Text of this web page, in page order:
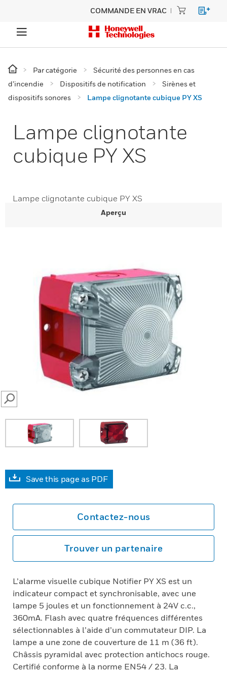
COMMANDE EN VRAC
Par catégorie
Sécurité des personnes en cas
d’incendie
Dispositifs de notification
Sirènes et
dispositifs sonores
Lampe clignotante cubique PY XS
Lampe clignotante
cubique PY XS
Lampe clignotante cubique PY XS
Aperçu
SEARCH
Save this page as PDF
Contactez-nous
Trouver un partenaire
L’alarme visuelle cubique Notifier PY XS est un
indicateur compact et synchronisable, avec une
lampe 5 joules et un fonctionnement à 24V c.c.,
360mA. Flash avec quatre fréquences différentes
sélectionnables à l’aide d’un commutateur DIP. La
lampe a une zone de couverture de 11 m (36 ft).
Châssis pyramidal avec protection antichocs rouge.
Certifié conforme à la norme EN54 / 23. La